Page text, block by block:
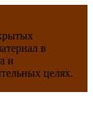
в
и
целях.